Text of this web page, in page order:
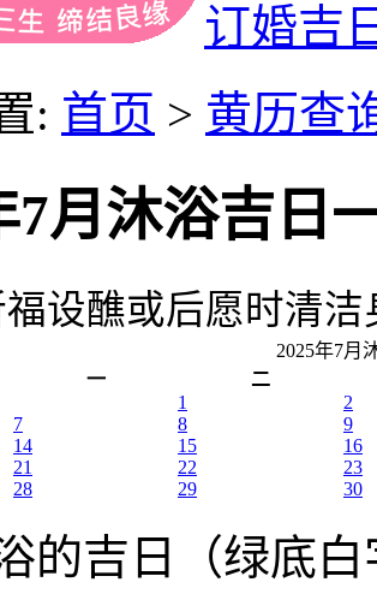
订婚吉
: 首页 > 黄历查
7月沐浴吉日
设醮或后愿时清洁
2025年7月
一
二
1
2
7 8
9
14 15
16
21 22
23
28 29 30
的吉日（绿底白